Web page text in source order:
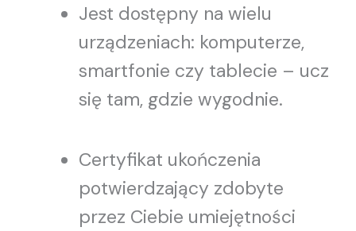
Jest dostępny na wielu
urządzeniach: komputerze,
smartfonie czy tablecie – ucz
się tam, gdzie wygodnie.
Certyfikat ukończenia
potwierdzający zdobyte
przez Ciebie umiejętności